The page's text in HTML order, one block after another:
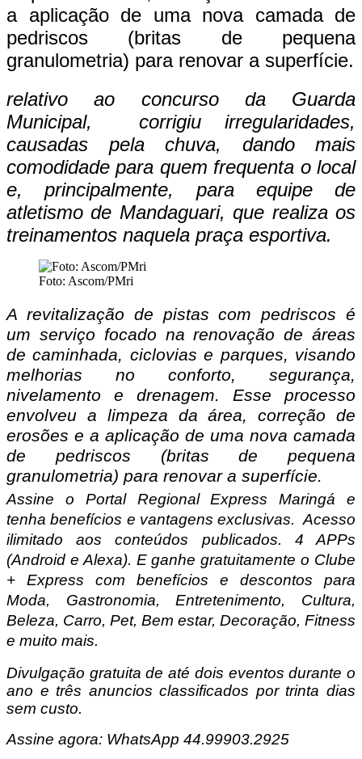
a aplicação de uma nova camada de
pedriscos (britas de pequena
granulometria) para renovar a superfície.
relativo ao concurso da Guarda
Municipal, corrigiu irregularidades,
causadas pela chuva, dando mais
comodidade para quem frequenta o local
e, principalmente, para equipe de
atletismo de Mandaguari, que realiza os
treinamentos naquela praça esportiva.
Foto: Ascom/PMri
A revitalização de pistas com pedriscos é
um serviço focado na renovação de áreas
de caminhada, ciclovias e parques, visando
melhorias no conforto, segurança,
nivelamento e drenagem. Esse processo
envolveu a limpeza da área, correção de
erosões e a aplicação de uma nova camada
de pedriscos (britas de pequena
granulometria) para renovar a superfície.
Assine o Portal Regional Express Maringá e
tenha benefícios e vantagens exclusivas. Acesso
ilimitado aos conteúdos publicados. 4 APPs
(Android e Alexa). E ganhe gratuitamente o Clube
+ Express com benefícios e descontos para
Moda, Gastronomia, Entretenimento, Cultura,
Beleza, Carro, Pet, Bem estar, Decoração, Fitness
e muito mais.
Divulgação gratuita de até dois eventos durante o
ano e três anuncios classificados por trinta dias
sem custo.
Assine agora: WhatsApp 44.99903.2925